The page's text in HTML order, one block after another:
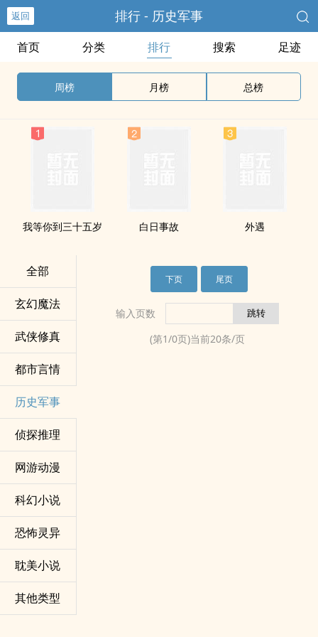
返回 排行 - 历史军事
首页 分类 排行 搜索 足迹
周榜 月榜 总榜
我等你到三十五岁 白日事故 外遇
全部
玄幻魔法
武侠修真
都市言情
历史军事
侦探推理
网游动漫
科幻小说
恐怖灵异
耽美小说
其他类型
下页 尾页
输入页数
(第1/0页)当前20条/页